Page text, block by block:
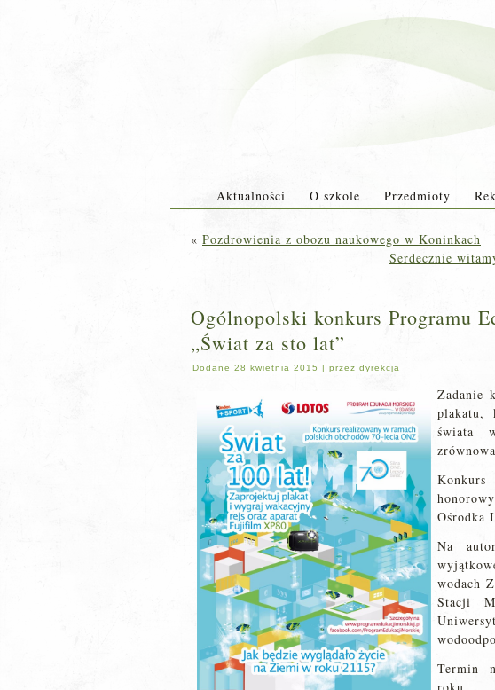
Aktualności O szkole Przedmioty
« Pozdrowienia z obozu naukowego w Koninkach
Serdecznie
Ogólnopolski konkurs Programu
„Świat za sto lat”
Dodane 28 kwietnia 2015 | przez dyrekcja
Zadanie
plakatu,
świata
Konkurs
Ośrodka
Na
wodach
Stacji
Termin